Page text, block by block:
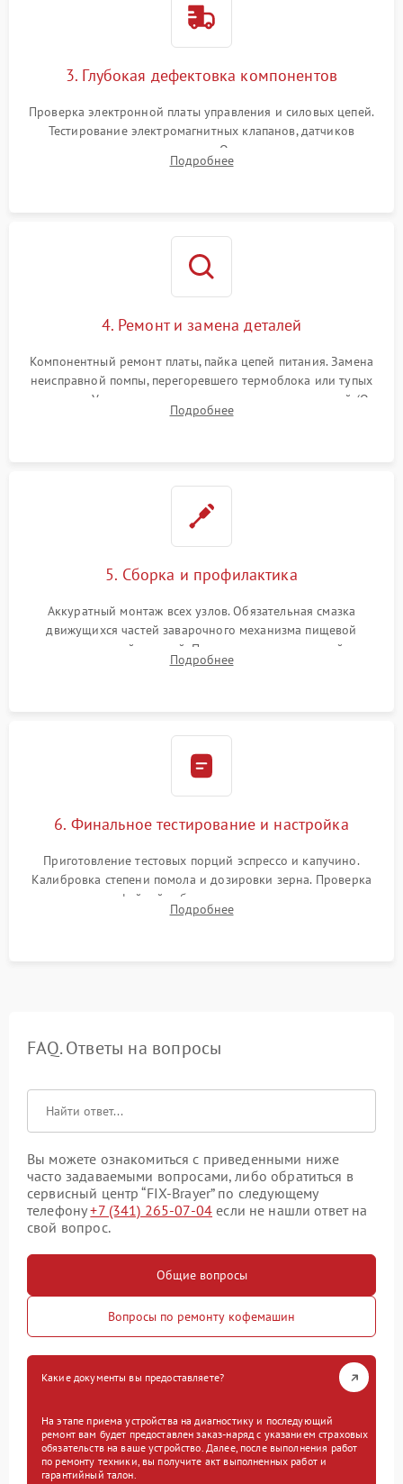
3. Глубокая дефектовка компонентов
Проверка электронной платы управления и силовых цепей.
Тестирование электромагнитных клапанов, датчиков
температуры и расходомера. Оценка степени износа
жерновов кофемолки, уплотнительных колец гидросистемы
Подробнее
4. Ремонт и замена деталей
Компонентный ремонт платы, пайка цепей питания. Замена
неисправной помпы, перегоревшего термоблока или тупых
жерновов. Установка новых силиконовых уплотнителей (O-
ring) и тефлоновых трубок для надежного устранения
Подробнее
5. Сборка и профилактика
Аккуратный монтаж всех узлов. Обязательная смазка
движущихся частей заварочного механизма пищевой
силиконовой смазкой. Проведение программной
декальцинации и очистки системы от кофейных масел.
Подробнее
6. Финальное тестирование и настройка
Приготовление тестовых порций эспрессо и капучино.
Калибровка степени помола и дозировки зерна. Проверка
плотности кофейной таблетки, температуры напитка и
качества молочной пены. Контроль отсутствия посторонних
Подробнее
FAQ. Ответы на вопросы
Вы можете ознакомиться с приведенными ниже
часто задаваемыми вопросами, либо обратиться в
сервисный центр “FIX-Brayer” по следующему
телефону+7 (341) 265-07-04 если не нашли ответ на
свой вопрос.
Общие вопросы
Вопросы по ремонту кофемашин
Какие документы вы предоставляете?
На этапе приема устройства на диагностику и последующий
ремонт вам будет предоставлен заказ-наряд с указанием страховых
обязательств на ваше устройство. Далее, после выполнения работ
по ремонту техники, вы получите акт выполненных работ и
гарантийный талон.